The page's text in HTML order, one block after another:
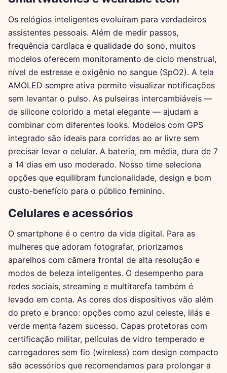
Os relógios inteligentes evoluíram para verdadeiros
assistentes pessoais. Além de medir passos,
frequência cardíaca e qualidade do sono, muitos
modelos oferecem monitoramento de ciclo menstrual,
nível de estresse e oxigênio no sangue (SpO2). A tela
AMOLED sempre ativa permite visualizar notificações
sem levantar o pulso. As pulseiras intercambiáveis —
de silicone colorido a metal elegante — ajudam a
combinar com diferentes looks. Modelos com GPS
integrado são ideais para corridas ao ar livre sem
precisar levar o celular. A bateria, em média, dura de 7
a 14 dias em uso moderado. Nosso time seleciona
opções que equilibram funcionalidade, design e bom
custo-benefício para o público feminino.
Celulares e acessórios
O smartphone é o centro da vida digital. Para as
mulheres que adoram fotografar, priorizamos
aparelhos com câmera frontal de alta resolução e
modos de beleza inteligentes. O desempenho para
redes sociais, streaming e multitarefa também é
levado em conta. As cores dos dispositivos vão além
do preto e branco: opções como azul celeste, lilás e
verde menta fazem sucesso. Capas protetoras com
certificação militar, películas de vidro temperado e
carregadores sem fio (wireless) com design compacto
são acessórios que recomendamos para prolongar a